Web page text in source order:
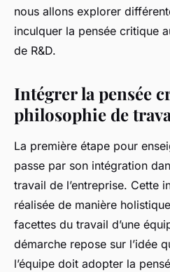
nous allons explorer
inculquer la pensée critique
de R&D.
Intégrer la pensée
philosophie de
La première étape pour
passe par son intégration
travail de l’entreprise. Cette
réalisée de manière
facettes du travail d’une
démarche repose sur l’idée
l’équipe doit adopter la